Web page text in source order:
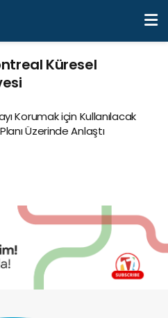
Küresel
Korumak için Kullanılacak
Üzerinde Anlaştı